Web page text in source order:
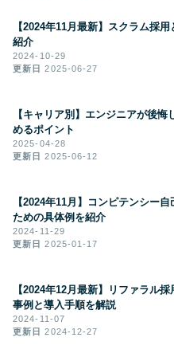
【2024年11月最新】スクラム採
紹介
2024-10-29
更新日2025-06-27
【キャリア別】エンジニアが後
めるポイント
2025-04-28
更新日2025-06-12
【2024年11月】コンピテンシー
ための具体例を紹介
2024-11-29
更新日2025-01-17
【2024年12月最新】リファラル
事例と導入手順を解説
2024-11-07
更新日2024-12-27